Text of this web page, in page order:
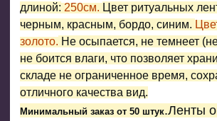
длиной: 250см. Цвет ритуальных
черным, красным, бордо, синим.
золото. Не осыпается, не темнеет
не боится влаги, что позволяет
складе не ограниченное время,
отличного качества вид.
Минимальный заказ от 50 штук.Ленты